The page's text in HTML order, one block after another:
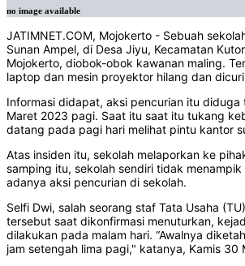
no image available
JATIMNET.COM, Mojokerto - Sebuah
Sunan Ampel, di Desa Jiyu, Kecamatan
Mojokerto, diobok-obok kawanan maling.
laptop dan mesin proyektor hilang dan
Informasi didapat, aksi pencurian itu diduga
Maret 2023 pagi. Saat itu saat itu tukang
datang pada pagi hari melihat pintu kantor
Atas insiden itu, sekolah melaporkan ke
samping itu, sekolah sendiri tidak
adanya aksi pencurian di sekolah.
Selfi Dwi, salah seorang staf Tata Usaha
tersebut saat dikonfirmasi menuturkan,
dilakukan pada malam hari. “Awalnya
jam setengah lima pagi," katanya, Kamis 30